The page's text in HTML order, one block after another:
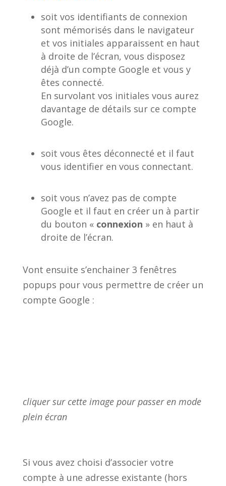
soit vos identifiants de connexion
sont mémorisés dans le navigateur
et vos initiales apparaissent en haut
à droite de l’écran, vous disposez
déjà d’un compte Google et vous y
êtes connecté.
En survolant vos initiales vous aurez
davantage de détails sur ce compte
Google.
soit vous êtes déconnecté et il faut
vous identifier en vous connectant.
soit vous n’avez pas de compte
Google et il faut en créer un à partir
du bouton « connexion » en haut à
droite de l’écran.
Vont ensuite s’enchainer 3 fenêtres
popups pour vous permettre de créer un
compte Google :
cliquer sur cette image pour passer en mode
plein écran
Si vous avez choisi d’associer votre
compte à une adresse existante (hors